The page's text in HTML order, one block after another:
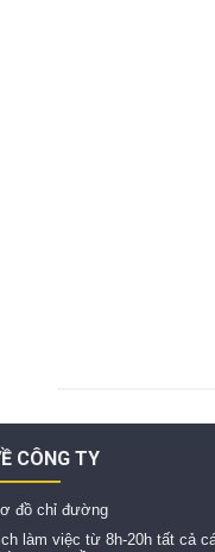
CÔNG TY
đồ chỉ đường
làm việc từ 8h-20h tất cả